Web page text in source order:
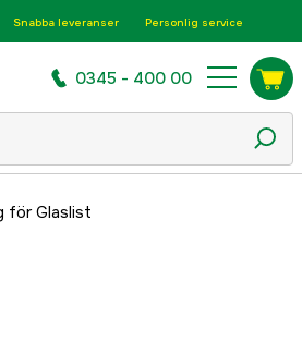
Snabba leveranser Personlig service
0345 - 400 00
för Glaslist